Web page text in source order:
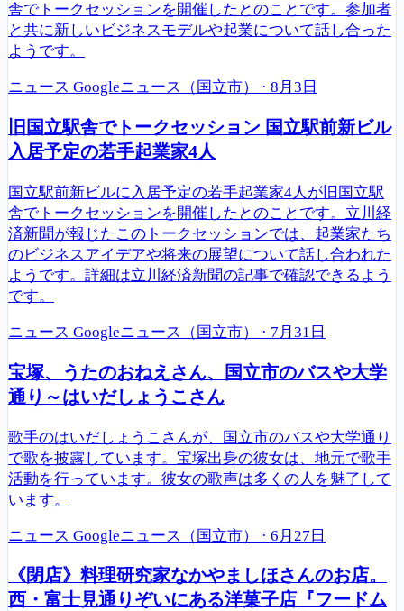
舎でトークセッションを開催したとのことです。参加者
と共に新しいビジネスモデルや起業について話し合った
ようです。
ニュース Googleニュース（国立市） · 8月3日
旧国立駅舎でトークセッション 国立駅前新ビル
入居予定の若手起業家4人
国立駅前新ビルに入居予定の若手起業家4人が旧国立駅
舎でトークセッションを開催したとのことです。立川経
済新聞が報じたこのトークセッションでは、起業家たち
のビジネスアイデアや将来の展望について話し合われた
ようです。詳細は立川経済新聞の記事で確認できるよう
です。
ニュース Googleニュース（国立市） · 7月31日
宝塚、うたのおねえさん、国立市のバスや大学
通り～はいだしょうこさん
歌手のはいだしょうこさんが、国立市のバスや大学通り
で歌を披露しています。宝塚出身の彼女は、地元で歌手
活動を行っています。彼女の歌声は多くの人を魅了して
います。
ニュース Googleニュース（国立市） · 6月27日
《閉店》料理研究家なかやましほさんのお店。
西・富士見通りぞいにある洋菓子店『フードム